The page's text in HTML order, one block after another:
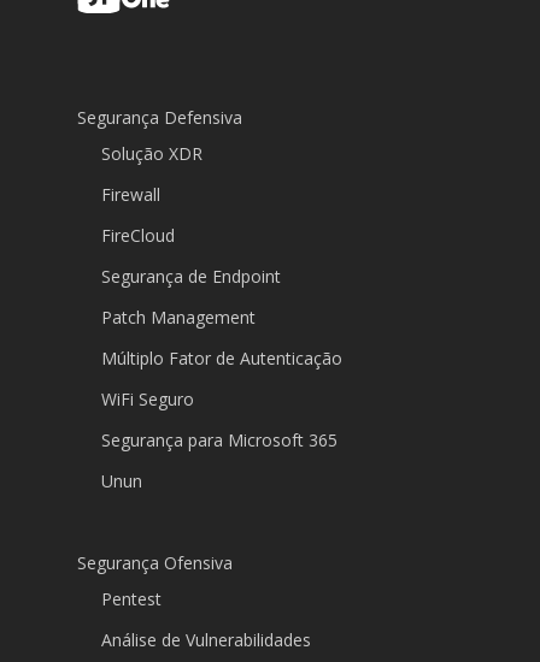
Segurança Defensiva
Solução XDR
Firewall
FireCloud
Segurança de Endpoint
Patch Management
Múltiplo Fator de Autenticação
WiFi Seguro
Segurança para Microsoft 365
Unun
Segurança Ofensiva
Pentest
Análise de Vulnerabilidades